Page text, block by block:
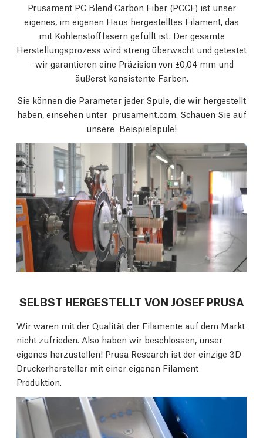
Prusament PC Blend Carbon Fiber (PCCF) ist unser
eigenes, im eigenen Haus hergestelltes Filament, das
mit Kohlenstofffasern gefüllt ist. Der gesamte
Herstellungsprozess wird streng überwacht und getestet
- wir garantieren eine Präzision von ±0,04 mm und
äußerst konsistente Farben.
Sie können die Parameter jeder Spule, die wir hergestellt
haben, einsehen unter prusament.com . Schauen Sie auf
unsere Beispielspule!
SELBST HERGESTELLT VON JOSEF PRUSA
Wir waren mit der Qualität der Filamente auf dem Markt
nicht zufrieden. Also haben wir beschlossen, unser
eigenes herzustellen! Prusa Research ist der einzige 3D-
Druckerhersteller mit einer eigenen Filament-
Produktion.